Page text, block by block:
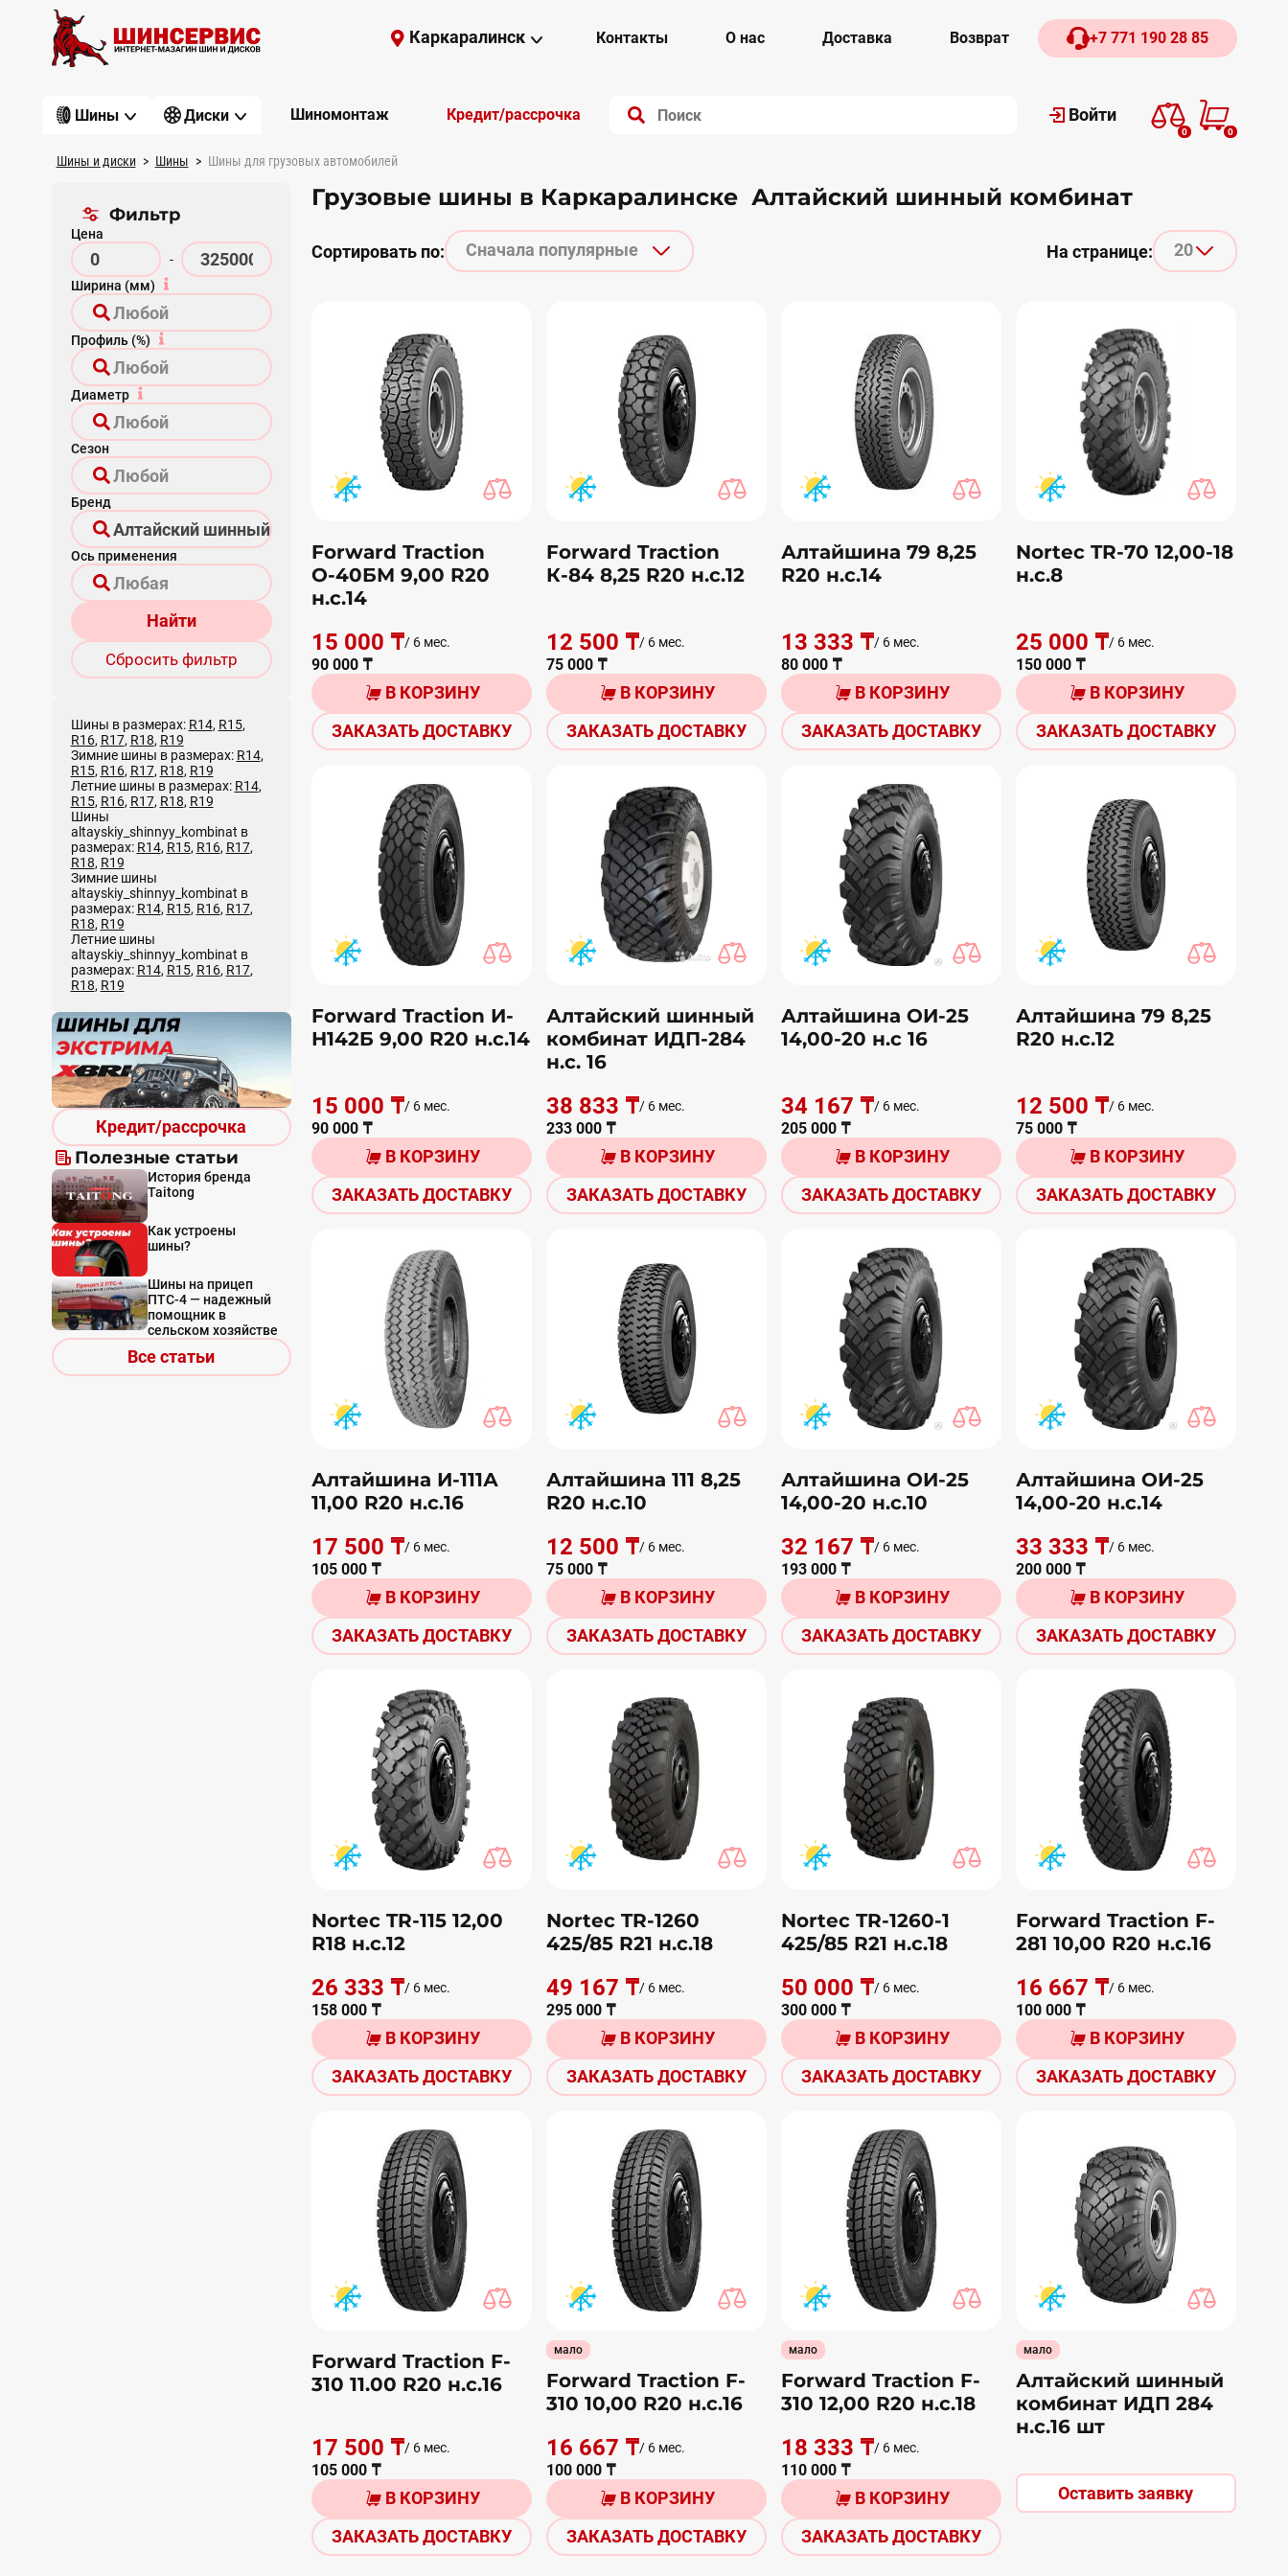
Каркаралинск Контакты О нас Доставка Возврат +7 771 190 28 85
Шины Диски Шиномонтаж Кредит/рассрочка Войти
0 0
Шины и диски Шины Шины для грузовых автомобилей
Фильтр
Цена
-
Ширина (мм)
Профиль (%)
Диаметр
Сезон
Бренд
Ось применения
Найти
Сбросить фильтр
Шины в размерах: R14, R15,
R16, R17, R18, R19
Зимние шины в размерах: R14,
R15, R16, R17, R18, R19
Летние шины в размерах: R14,
R15, R16, R17, R18, R19
Шины
altayskiy_shinnyy_kombinat в
размерах: R14, R15, R16, R17,
R18, R19
Зимние шины
altayskiy_shinnyy_kombinat в
размерах: R14, R15, R16, R17,
R18, R19
Летние шины
altayskiy_shinnyy_kombinat в
размерах: R14, R15, R16, R17,
R18, R19
Кредит/рассрочка
Полезные статьи
История бренда
Taitong
Как устроены
шины?
Шины на прицеп
ПТС-4 — надежный
помощник в
сельском хозяйстве
Все статьи
Грузовые шины в Каркаралинске Алтайский шинный комбинат
Сортировать по: Сначала популярные На странице: 20
Forward Traction
О-40БМ 9,00 R20
н.с.14
15 000 ₸/ 6 мес.
90 000 ₸
В КОРЗИНУ
ЗАКАЗАТЬ ДОСТАВКУ
Forward Traction
К-84 8,25 R20 н.с.12
12 500 ₸/ 6 мес.
75 000 ₸
В КОРЗИНУ
ЗАКАЗАТЬ ДОСТАВКУ
Алтайшина 79 8,25
R20 н.с.14
13 333 ₸/ 6 мес.
80 000 ₸
В КОРЗИНУ
ЗАКАЗАТЬ ДОСТАВКУ
Nortec TR-70 12,00-18
н.с.8
25 000 ₸/ 6 мес.
150 000 ₸
В КОРЗИНУ
ЗАКАЗАТЬ ДОСТАВКУ
Forward Traction И-
Н142Б 9,00 R20 н.с.14
15 000 ₸/ 6 мес.
90 000 ₸
В КОРЗИНУ
ЗАКАЗАТЬ ДОСТАВКУ
Алтайский шинный
комбинат ИДП-284
н.с. 16
38 833 ₸/ 6 мес.
233 000 ₸
В КОРЗИНУ
ЗАКАЗАТЬ ДОСТАВКУ
Алтайшина ОИ-25
14,00-20 н.с 16
34 167 ₸/ 6 мес.
205 000 ₸
В КОРЗИНУ
ЗАКАЗАТЬ ДОСТАВКУ
Алтайшина 79 8,25
R20 н.с.12
12 500 ₸/ 6 мес.
75 000 ₸
В КОРЗИНУ
ЗАКАЗАТЬ ДОСТАВКУ
Алтайшина И-111А
11,00 R20 н.с.16
17 500 ₸/ 6 мес.
105 000 ₸
В КОРЗИНУ
ЗАКАЗАТЬ ДОСТАВКУ
Алтайшина 111 8,25
R20 н.с.10
12 500 ₸/ 6 мес.
75 000 ₸
В КОРЗИНУ
ЗАКАЗАТЬ ДОСТАВКУ
Алтайшина ОИ-25
14,00-20 н.с.10
32 167 ₸/ 6 мес.
193 000 ₸
В КОРЗИНУ
ЗАКАЗАТЬ ДОСТАВКУ
Алтайшина ОИ-25
14,00-20 н.с.14
33 333 ₸/ 6 мес.
200 000 ₸
В КОРЗИНУ
ЗАКАЗАТЬ ДОСТАВКУ
Nortec TR-115 12,00
R18 н.с.12
26 333 ₸/ 6 мес.
158 000 ₸
В КОРЗИНУ
ЗАКАЗАТЬ ДОСТАВКУ
Nortec TR-1260
425/85 R21 н.с.18
49 167 ₸/ 6 мес.
295 000 ₸
В КОРЗИНУ
ЗАКАЗАТЬ ДОСТАВКУ
Nortec TR-1260-1
425/85 R21 н.с.18
50 000 ₸/ 6 мес.
300 000 ₸
В КОРЗИНУ
ЗАКАЗАТЬ ДОСТАВКУ
Forward Traction F-
281 10,00 R20 н.с.16
16 667 ₸/ 6 мес.
100 000 ₸
В КОРЗИНУ
ЗАКАЗАТЬ ДОСТАВКУ
Forward Traction F-
310 11.00 R20 н.с.16
17 500 ₸/ 6 мес.
105 000 ₸
В КОРЗИНУ
ЗАКАЗАТЬ ДОСТАВКУ
мало
Forward Traction F-
310 10,00 R20 н.с.16
16 667 ₸/ 6 мес.
100 000 ₸
В КОРЗИНУ
ЗАКАЗАТЬ ДОСТАВКУ
мало
Forward Traction F-
310 12,00 R20 н.с.18
18 333 ₸/ 6 мес.
110 000 ₸
В КОРЗИНУ
ЗАКАЗАТЬ ДОСТАВКУ
мало
Алтайский шинный
комбинат ИДП 284
н.с.16 шт
Оставить заявку